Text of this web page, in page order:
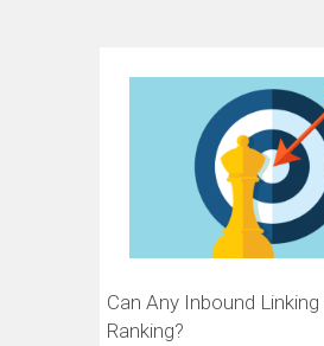
Can Any Inbound
Ranking?